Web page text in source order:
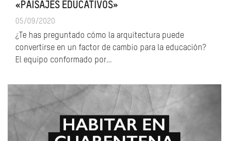
«PAISAJES EDUCATIVOS»
05/09/2020
¿Te has preguntado cómo la arquitectura puede
convertirse en un factor de cambio para la educación?
El equipo conformado por…